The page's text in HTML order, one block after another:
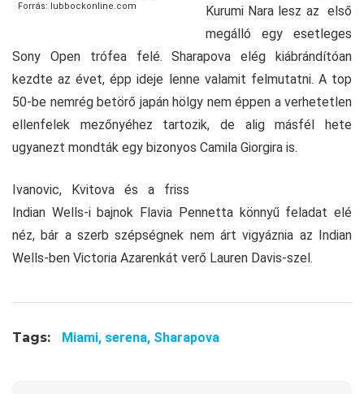
Forrás: lubbockonline.com
Kurumi Nara lesz az első
megálló egy esetleges
Sony Open trófea felé. Sharapova elég kiábrándítóan
kezdte az évet, épp ideje lenne valamit felmutatni. A top
50-be nemrég betörő japán hölgy nem éppen a verhetetlen
ellenfelek mezőnyéhez tartozik, de alig másfél hete
ugyanezt mondták egy bizonyos Camila Giorgira is.
Ivanovic, Kvitova és a friss
Indian Wells-i bajnok Flavia Pennetta könnyű feladat elé
néz, bár a szerb szépségnek nem árt vigyáznia az Indian
Wells-ben Victoria Azarenkát verő Lauren Davis-szel.
Tags: Miami, serena, Sharapova